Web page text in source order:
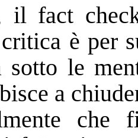
il fact
è per
sotto le
a
che